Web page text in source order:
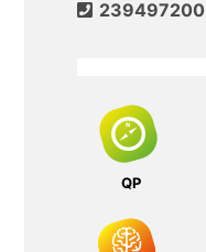
239497200
QP